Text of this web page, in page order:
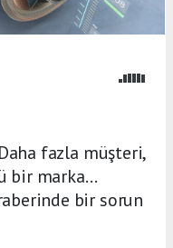
fazla müşteri,
bir marka…
bir sorun